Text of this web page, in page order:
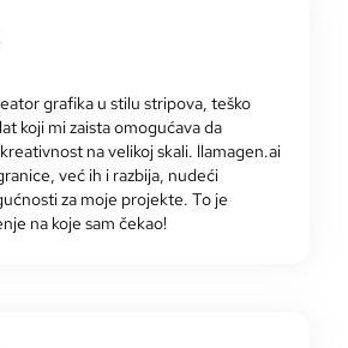
grafika u stilu stripova, teško
koji mi zaista omogućava da
na velikoj skali. llamagen.ai
već ih i razbija, nudeći
za moje projekte. To je
na koje sam čekao!